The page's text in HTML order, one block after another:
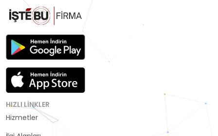
HIZLI LINKLER
Hizmetler